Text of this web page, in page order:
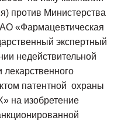
против Министерства
«Фармацевтическая
экспертный
недействительной
лекарственного
патентной охраны
на изобретение